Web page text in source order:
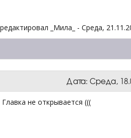
_Мила_ - Среда,
Дата: Среда,
Главка не открывается (((